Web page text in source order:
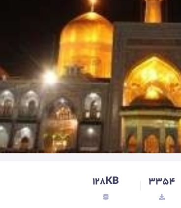
3354
128KB